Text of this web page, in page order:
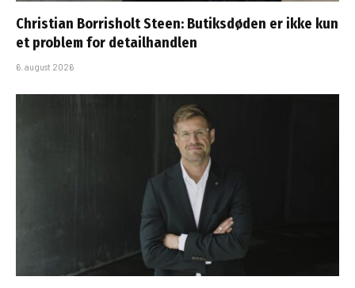
Christian Borrisholt Steen: Butiksdøden er ikke kun
et problem for detailhandlen
6. august 2026